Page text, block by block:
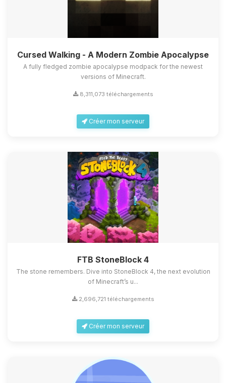
Cursed Walking - A Modern Zombie Apocalypse
A fully fledged zombie apocalypse modpack for the newest
versions of Minecraft.
8,311,073 téléchargements
Créer mon serveur
FTB StoneBlock 4
The stone remembers. Dive into StoneBlock 4, the next evolution
of Minecraft’s u...
2,696,721 téléchargements
Créer mon serveur